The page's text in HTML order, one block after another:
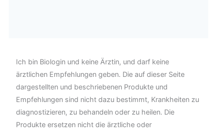
Ich bin Biologin und keine Ärztin, und darf keine
ärztlichen Empfehlungen geben. Die auf dieser Seite
dargestellten und beschriebenen Produkte und
Empfehlungen sind nicht dazu bestimmt, Krankheiten zu
diagnostizieren, zu behandeln oder zu heilen. Die
Produkte ersetzen nicht die ärztliche oder